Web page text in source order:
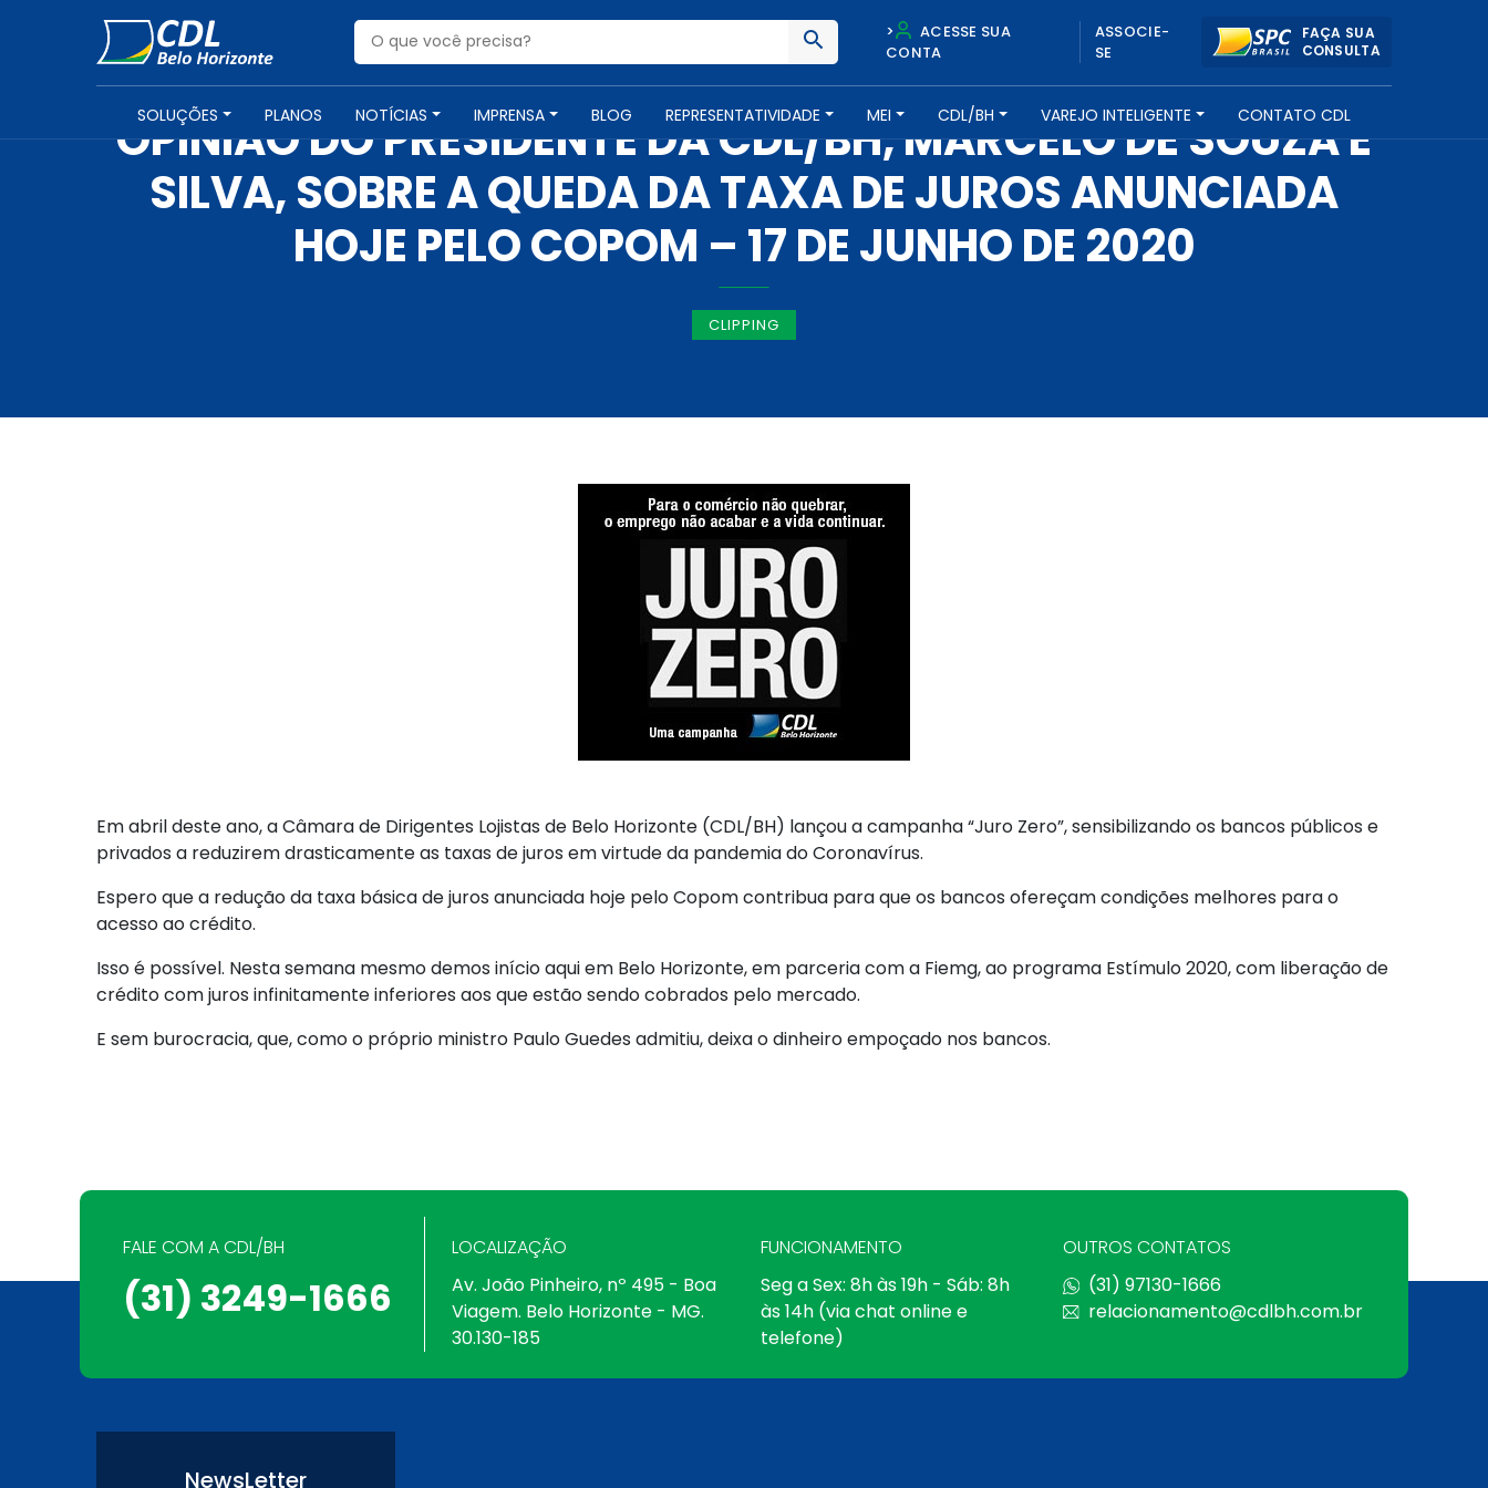
>
ACESSE SUA
CONTA
ASSOCIE-
SE
FAÇA SUA
CONSULTA
SOLUÇÕES PLANOS NOTÍCIAS IMPRENSA BLOG REPRESENTATIVIDADE MEI CDL/BH VAREJO INTELIGENTE CONTATO CDL
IMPRENSA -17 DE JUNHO DE 2020
OPINIÃO DO PRESIDENTE DA CDL/BH, MARCELO DE SOUZA E
SILVA, SOBRE A QUEDA DA TAXA DE JUROS ANUNCIADA
HOJE PELO COPOM – 17 DE JUNHO DE 2020
CLIPPING
Em abril deste ano, a Câmara de Dirigentes Lojistas de Belo Horizonte (CDL/BH) lançou a campanha “Juro Zero”, sensibilizando os bancos públicos e
privados a reduzirem drasticamente as taxas de juros em virtude da pandemia do Coronavírus.
Espero que a redução da taxa básica de juros anunciada hoje pelo Copom contribua para que os bancos ofereçam condições melhores para o
acesso ao crédito.
Isso é possível. Nesta semana mesmo demos início aqui em Belo Horizonte, em parceria com a Fiemg, ao programa Estímulo 2020, com liberação de
crédito com juros infinitamente inferiores aos que estão sendo cobrados pelo mercado.
E sem burocracia, que, como o próprio ministro Paulo Guedes admitiu, deixa o dinheiro empoçado nos bancos.
FALE COM A CDL/BH
(31) 3249-1666
LOCALIZAÇÃO
Av. João Pinheiro, nº 495 - Boa
Viagem. Belo Horizonte - MG.
30.130-185
FUNCIONAMENTO
Seg a Sex: 8h às 19h - Sáb: 8h
às 14h (via chat online e
telefone)
OUTROS CONTATOS
(31) 97130-1666
relacionamento@cdlbh.com.br
NewsLetter